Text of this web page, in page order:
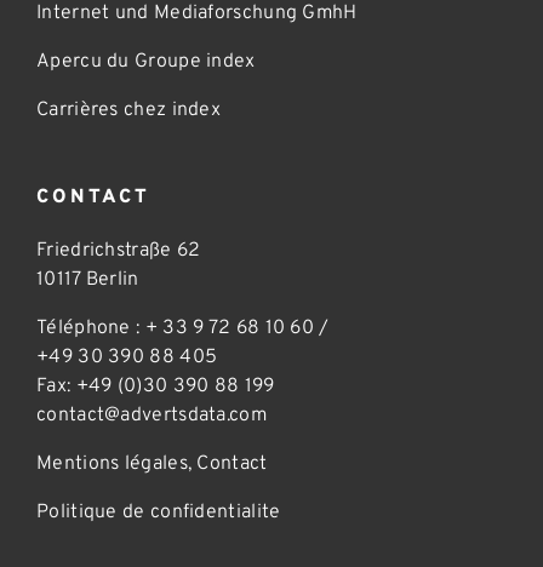
Internet und Mediaforschung GmhH
Apercu du Groupe index
Carrières chez index
CONTACT
Friedrichstraße 62
10117 Berlin
Téléphone : + 33 9 72 68 10 60/
+49 30 390 88 405
Fax: +49 (0)30 390 88 199
contact@advertsdata.com
Mentions légales, Contact
Politique de confidentialite